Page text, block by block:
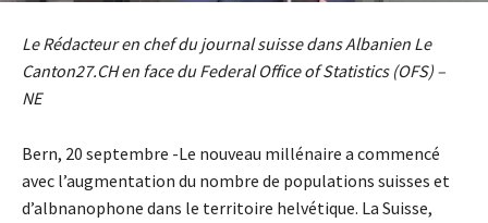
Le Rédacteur en chef du journal suisse dans Albanien Le
Canton27.CH en face du Federal Office of Statistics (OFS) –
NE
Bern, 20 septembre -Le nouveau millénaire a commencé
avec l’augmentation du nombre de populations suisses et
d’albnanophone dans le territoire helvétique. La Suisse,